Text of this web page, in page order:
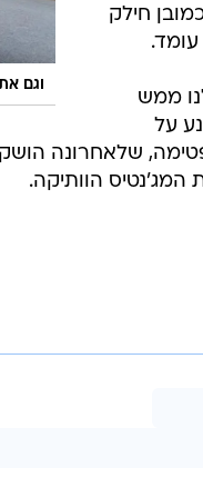
וגם
חילק
ממש
על
שלאחרונה